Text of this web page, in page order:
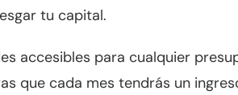
tu capital.
accesibles para cualquier
que cada mes tendrás un